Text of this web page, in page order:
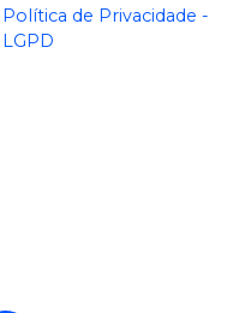
Política de Privacidade -
LGPD